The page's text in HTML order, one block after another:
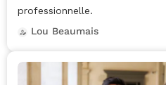
professionnelle.
Lou Beaumais